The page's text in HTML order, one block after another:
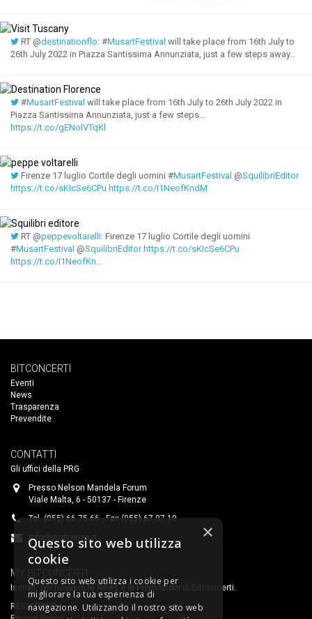
RT @destinationflo: #MusartFestival will take place from 16th July to
26th July 2022 in Piazza Santissima Annunziata, just a few steps away…
#MusartFestival will take place from 16th July to 26th July 2022 in
Piazza Santissima Annunziata, just a few steps…
https://t.co/gENolVTqKl
Firenze 17 luglio Cortile degli uomini #MusartFestival @SquilibriEditor
https://t.co/sKIcSe6CPu https://t.co/I1NeofKndM
RT @peppevoltarelli: Firenze 17 luglio Cortile degli uomini
#MusartFestival @SquilibriEditor https://t.co/sKIcSe6CPu
https://t.co/I1NeofKn…
BITCONCERTI
Eventi
News
Trasparenza
Prevendite
CONTATTI
Gli uffici della PRG
Presso Nelson Mandela Forum
Viale Malta, 6 - 50137 - Firenze
Tel. (055) 66.75.66 - Fax (055) 67.07.19
info@prgfirenze.it
MY BITCONCERTI
Iscriviti per ricevere le News e le Promozioni di Bitconcerti.
REGISTRATI
×
Questo sito web utilizza
cookie
Questo sito web utilizza i cookie per
migliorare la tua esperienza di
navigazione. Utilizzando il nostro sito web